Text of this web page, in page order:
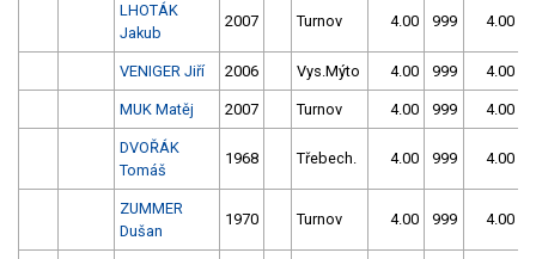
LHOTÁK
Jakub
2007 Turnov 4.00 999 4.00
VENIGER Jiří 2006 Vys.Mýto 4.00 999 4.00
MUK Matěj 2007 Turnov 4.00 999 4.00
DVOŘÁK
Tomáš
1968 Třebech. 4.00 999 4.00
ZUMMER
Dušan
1970 Turnov 4.00 999 4.00